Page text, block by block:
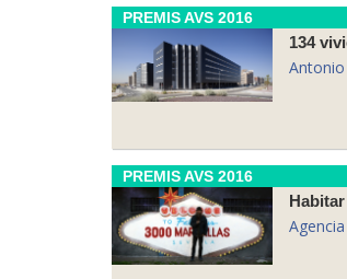
PREMIS AVS 2016
134
PREMIS AVS 2016